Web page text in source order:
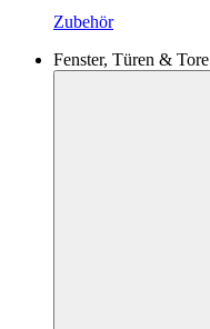
Zubehör
Fenster, Türen & Tore